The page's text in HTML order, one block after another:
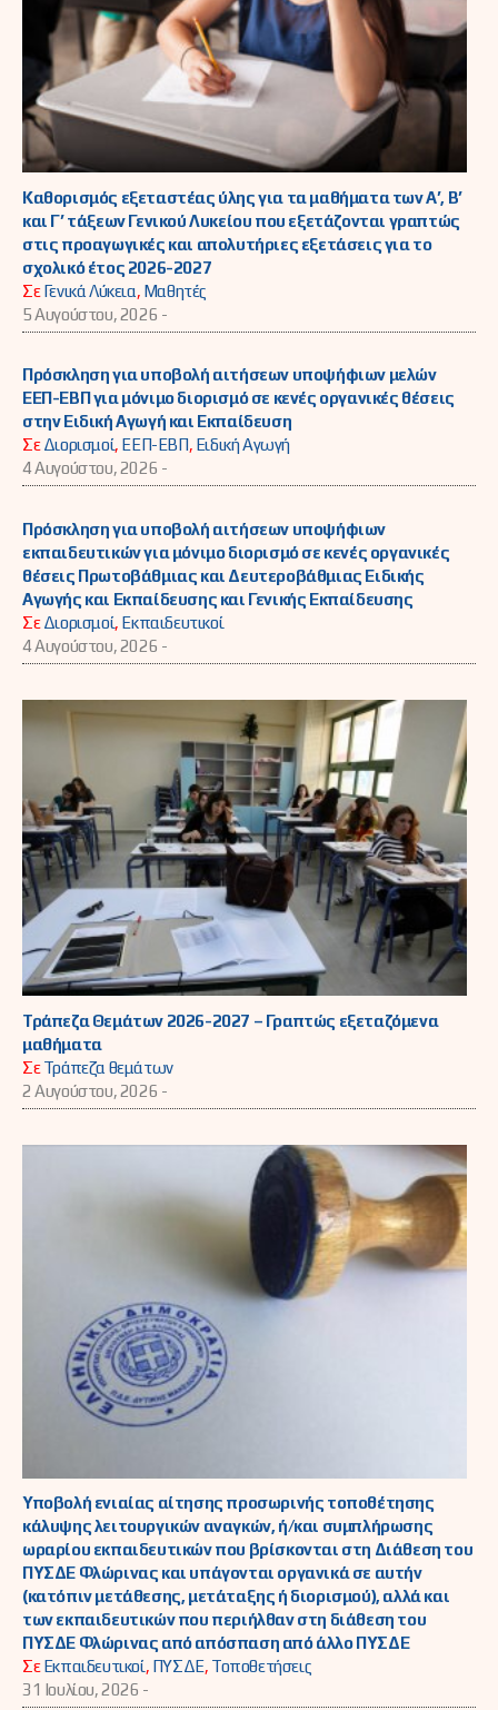
Καθορισμός εξεταστέας ύλης για τα μαθήματα των Α’, Β’
και Γ’ τάξεων Γενικού Λυκείου που εξετάζονται γραπτώς
στις προαγωγικές και απολυτήριες εξετάσεις για το
σχολικό έτος 2026-2027
ΣεΓενικά Λύκεια, Μαθητές
5 Αυγούστου, 2026 -
Πρόσκληση για υποβολή αιτήσεων υποψήφιων μελών
ΕΕΠ-ΕΒΠ για μόνιμο διορισμό σε κενές οργανικές θέσεις
στην Ειδική Αγωγή και Εκπαίδευση
ΣεΔιορισμοί, ΕΕΠ-ΕΒΠ, Ειδική Αγωγή
4 Αυγούστου, 2026 -
Πρόσκληση για υποβολή αιτήσεων υποψήφιων
εκπαιδευτικών για μόνιμο διορισμό σε κενές οργανικές
θέσεις Πρωτοβάθμιας και Δευτεροβάθμιας Ειδικής
Αγωγής και Εκπαίδευσης και Γενικής Εκπαίδευσης
ΣεΔιορισμοί, Εκπαιδευτικοί
4 Αυγούστου, 2026 -
Τράπεζα Θεμάτων 2026-2027 – Γραπτώς εξεταζόμενα
μαθήματα
ΣεΤράπεζα θεμάτων
2 Αυγούστου, 2026 -
Υποβολή ενιαίας αίτησης προσωρινής τοποθέτησης
κάλυψης λειτουργικών αναγκών, ή/και συμπλήρωσης
ωραρίου εκπαιδευτικών που βρίσκονται στη Διάθεση του
ΠΥΣΔΕ Φλώρινας και υπάγονται οργανικά σε αυτήν
(κατόπιν μετάθεσης, μετάταξης ή διορισμού), αλλά και
των εκπαιδευτικών που περιήλθαν στη διάθεση του
ΠΥΣΔΕ Φλώρινας από απόσπαση από άλλο ΠΥΣΔΕ
ΣεΕκπαιδευτικοί, ΠΥΣΔΕ, Τοποθετήσεις
31 Ιουλίου, 2026 -